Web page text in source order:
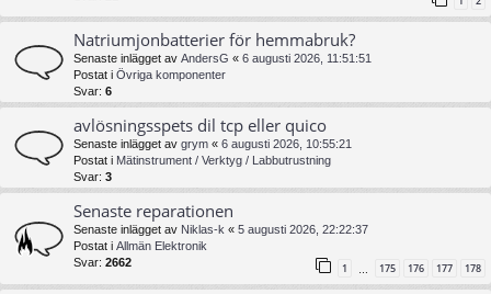
Natriumjonbatterier för hemmabruk?
Senaste inlägget av AndersG « 6 augusti 2026, 11:51:51
Postat i Övriga komponenter
Svar: 6
avlösningsspets dil tcp eller quico
Senaste inlägget av grym « 6 augusti 2026, 10:55:21
Postat i Mätinstrument / Verktyg / Labbutrustning
Svar: 3
Senaste reparationen
Senaste inlägget av Niklas-k « 5 augusti 2026, 22:22:37
Postat i Allmän Elektronik
Svar: 2662 1 175 176 177 178